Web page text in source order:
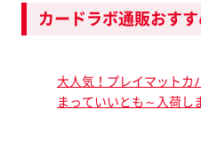
カードラボ通販おすす
大人気！プレイマットカ
まっていいとも～入荷し